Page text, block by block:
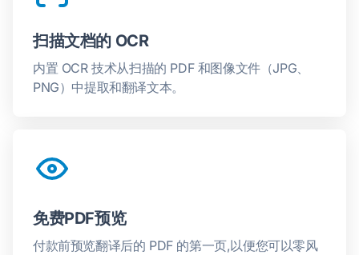
扫描文档的 OCR
内置 OCR 技术从扫描的 PDF 和图像文件（JPG、
PNG）中提取和翻译文本。
免费PDF预览
付款前预览翻译后的 PDF 的第一页,以便您可以零风